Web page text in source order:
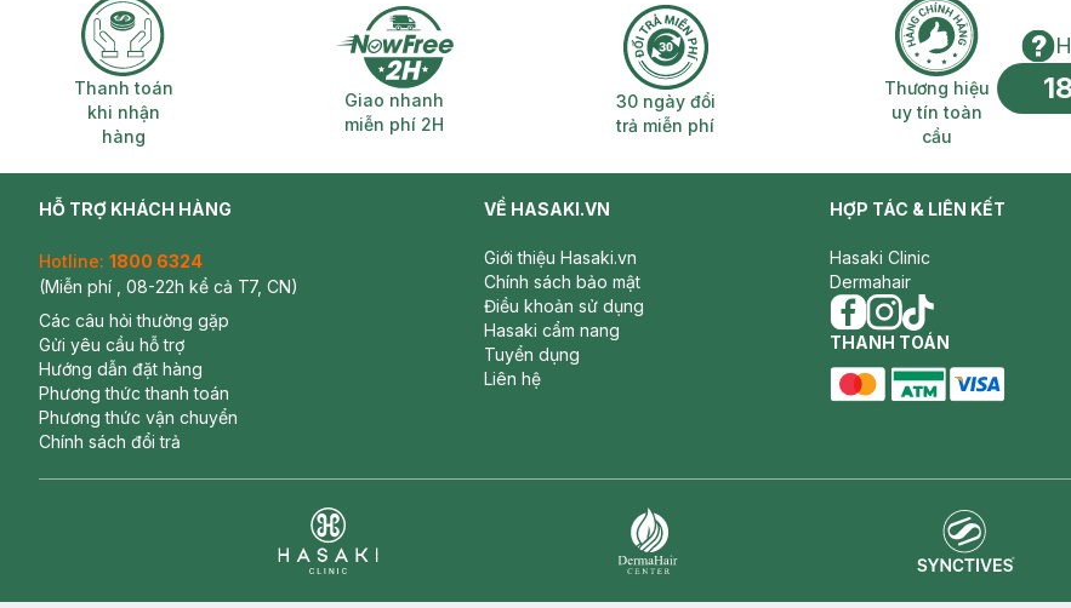
Thanh toán khi nhận hàng
Thanh toán
khi nhận
hàng
Giao nhanh miễn phí 2H
Giao nhanh
miễn phí 2H
30 ngày đổi trả miễn phí
30 ngày đổi
trả miễn phí
Thương hiệu
Thương hiệu
uy tín toàn
cầu
HỖ TRỢ KHÁCH HÀNG
Hotline: 1800 6324
(Miễn phí , 08-22h kể cả T7, CN)
Các câu hỏi thường gặp
Gửi yêu cầu hỗ trợ
Hướng dẫn đặt hàng
Phương thức thanh toán
Phương thức vận chuyển
Chính sách đổi trả
VỀ HASAKI.VN
Giới thiệu Hasaki.vn
Chính sách bảo mật
Điều khoản sử dụng
Hasaki cẩm nang
Tuyển dụng
Liên hệ
HỢP TÁC & LIÊN KẾT
Hasaki Clinic
Dermahair
facebook
instagram
tiktok
THANH TOÁN